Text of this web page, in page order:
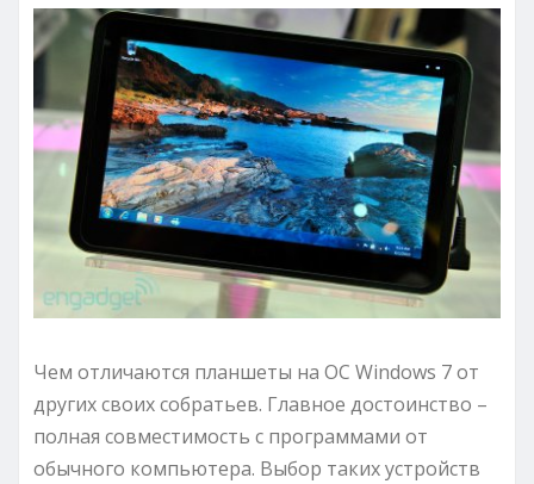
Чем отличаются планшеты на ОС Windows 7 от
других своих собратьев. Главное достоинство –
полная совместимость с программами от
обычного компьютера. Выбор таких устройств